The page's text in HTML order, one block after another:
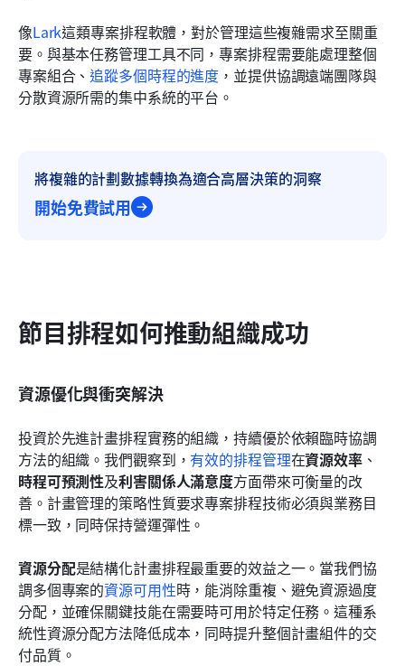
像Lark這類專案排程軟體，對於管理這些複雜需求至關重
要。與基本任務管理工具不同，專案排程需要能處理整個
專案組合、追蹤多個時程的進度 ，並提供協調遠端團隊與
分散資源所需的集中系統的平台。
將複雜的計劃數據轉換為適合高層決策的洞察
開始免費試用
節目排程如何推動組織成功
資源優化與衝突解決
投資於先進計畫排程實務的組織，持續優於依賴臨時協調
方法的組織。我們觀察到， 有效的排程管理在資源效率、
時程可預測性及利害關係人滿意度方面帶來可衡量的改
善。計畫管理的策略性質要求專案排程技術必須與業務目
標一致，同時保持營運彈性。
資源分配是結構化計畫排程最重要的效益之一。當我們協
調多個專案的資源可用性時，能消除重複、避免資源過度
分配，並確保關鍵技能在需要時可用於特定任務。這種系
統性資源分配方法降低成本，同時提升整個計畫組件的交
付品質。